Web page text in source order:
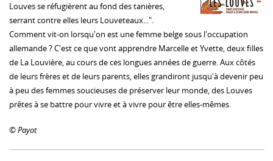
Louves se réfugièrent au fond des tanières,
serrant contre elles leurs Louveteaux...".
Comment vit-on lorsqu'on est une femme belge sous l'occupation
allemande ? C'est ce que vont apprendre Marcelle et Yvette, deux filles
de La Louvière, au cours de ces longues années de guerre. Aux côtés
de leurs frères et de leurs parents, elles grandiront jusqu'à devenir peu
à peu des femmes soucieuses de préserver leur monde, des Louves
prêtes à se battre pour vivre et à vivre pour être elles-mêmes.
© Payot